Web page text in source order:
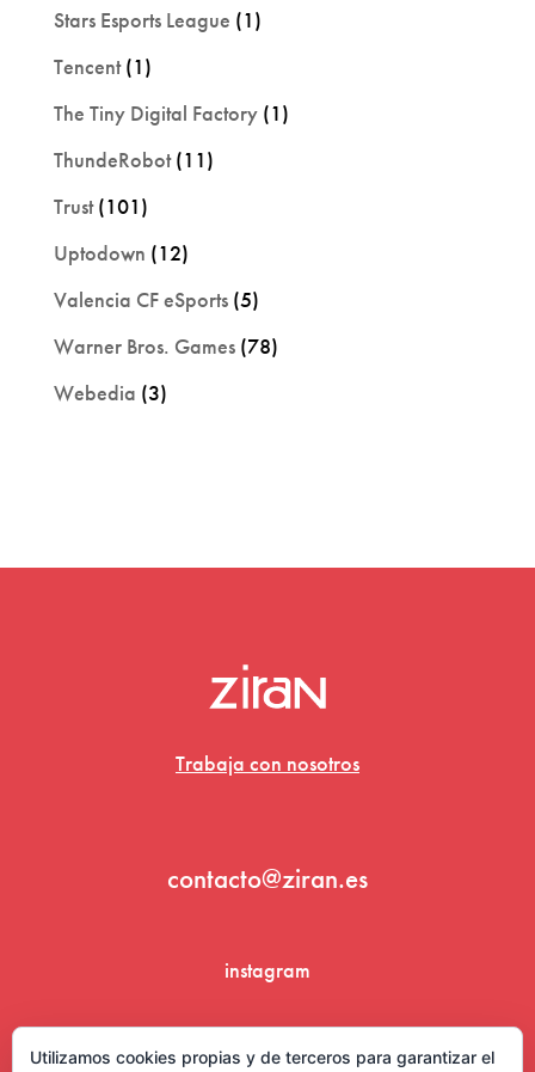
Stars Esports League (1)
Tencent(1)
The Tiny Digital Factory(1)
ThundeRobot(11)
Trust(101)
Uptodown (12)
Valencia CF eSports(5)
Warner Bros. Games(78)
Webedia (3)
Trabaja con nosotros
contacto@ziran.es
instagram
Utilizamos cookies propias y de terceros para garantizar el